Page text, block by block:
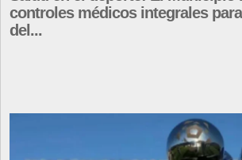
controles médicos integrales
del...